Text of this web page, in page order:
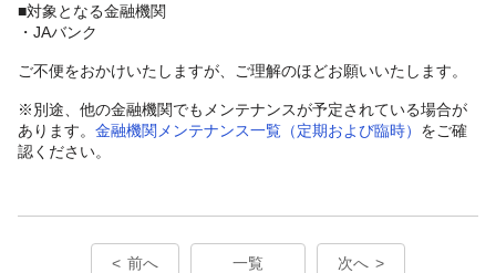
■対象となる金融機関
・JAバンク
ご不便をおかけいたしますが、ご理解のほどお願いいたします。
※別途、他の金融機関でもメンテナンスが予定されている場合が
あります。 金融機関メンテナンス一覧（定期および臨時） をご確
認ください。
前へ 一覧 次へ